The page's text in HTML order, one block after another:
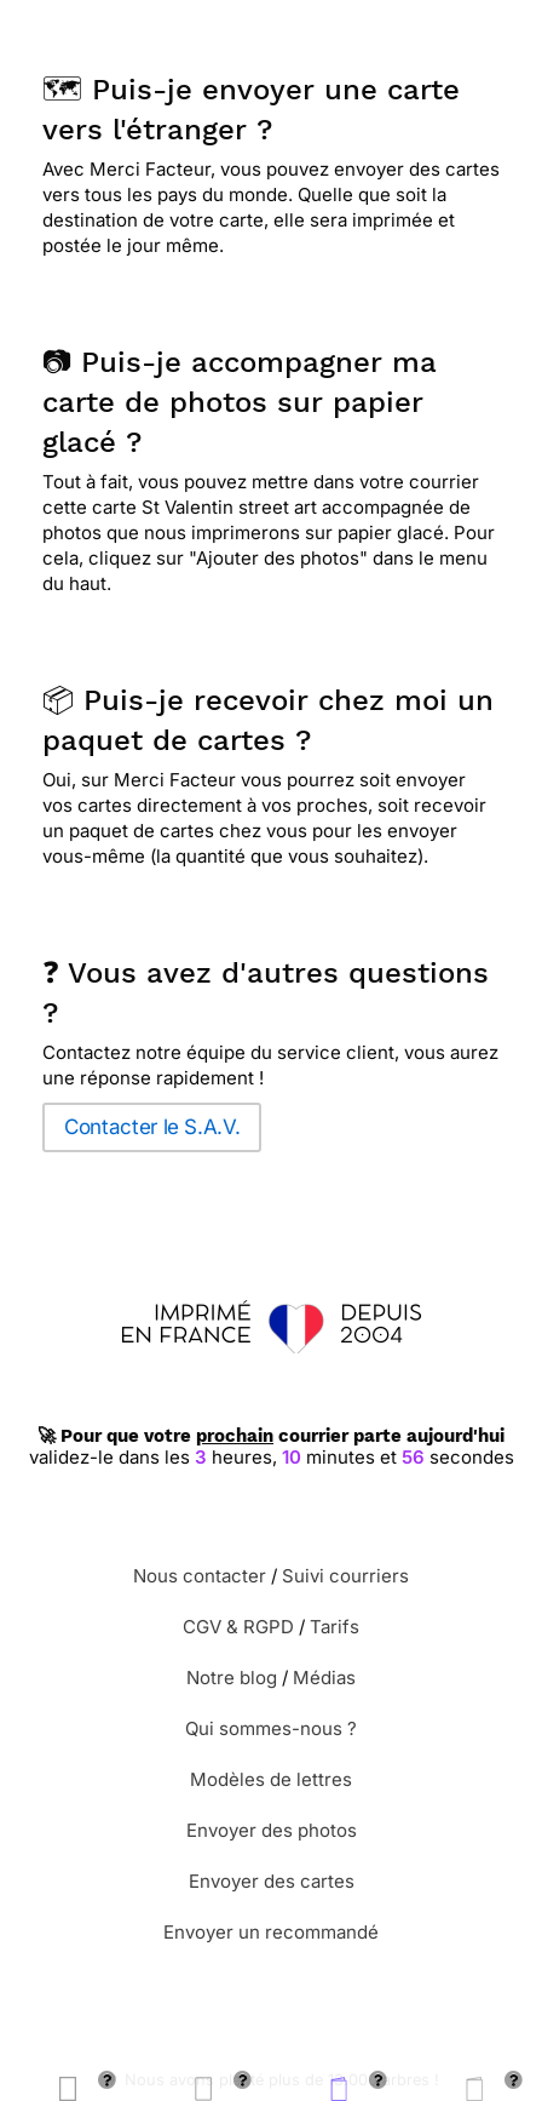
🗺️ Puis-je envoyer une carte
vers l'étranger ?
Avec Merci Facteur, vous pouvez envoyer des cartes
vers tous les pays du monde. Quelle que soit la
destination de votre carte, elle sera imprimée et
postée le jour même.
📷 Puis-je accompagner ma
carte de photos sur papier
glacé ?
Tout à fait, vous pouvez mettre dans votre courrier
cette carte St Valentin street art accompagnée de
photos que nous imprimerons sur papier glacé. Pour
cela, cliquez sur "Ajouter des photos" dans le menu
du haut.
📦 Puis-je recevoir chez moi un
paquet de cartes ?
Oui, sur Merci Facteur vous pourrez soit envoyer
vos cartes directement à vos proches, soit recevoir
un paquet de cartes chez vous pour les envoyer
vous-même (la quantité que vous souhaitez).
❓ Vous avez d'autres questions
?
Contactez notre équipe du service client, vous aurez
une réponse rapidement !
Contacter le S.A.V.
🚀 Pour que votre prochain courrier parte aujourd'hui
validez-le dans les 3 heures, 10 minutes et 55 secondes
Nous contacter / Suivi courriers
CGV & RGPD / Tarifs
Notre blog / Médias
Qui sommes-nous ?
Modèles de lettres
Envoyer des photos
Envoyer des cartes
Envoyer un recommandé
🌳 Nous avons planté plus de 13.000 arbres !